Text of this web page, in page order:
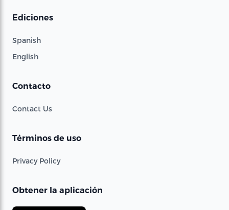
Ediciones
Spanish
English
Contacto
Contact Us
Términos de uso
Privacy Policy
Obtener la aplicación